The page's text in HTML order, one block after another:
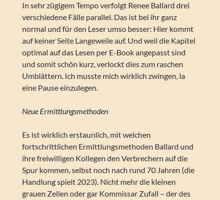
In sehr zügigem Tempo verfolgt Renee Ballard drei
verschiedene Fälle parallel. Das ist bei ihr ganz
normal und für den Leser umso besser: Hier kommt
auf keiner Seite Langeweile auf. Und weil die Kapitel
optimal auf das Lesen per E-Book angepasst sind
und somit schön kurz, verlockt dies zum raschen
Umblättern. Ich musste mich wirklich zwingen, la
eine Pause einzulegen.
Neue Ermittlungsmethoden
Es ist wirklich erstaunlich, mit welchen
fortschrittlichen Ermittlungsmethoden Ballard und
ihre freiwilligen Kollegen den Verbrechern auf die
Spur kommen, selbst noch nach rund 70 Jahren (die
Handlung spielt 2023). Nicht mehr die kleinen
grauen Zellen oder gar Kommissar Zufall – der des